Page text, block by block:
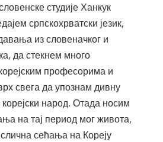
студије Ханкук
српскохрватски језик,
из словеначког и
да стекнем много
професорима и
свега да упознам дивну
народ. Отада носим
на тај период мог живота,
сећања на Кореју